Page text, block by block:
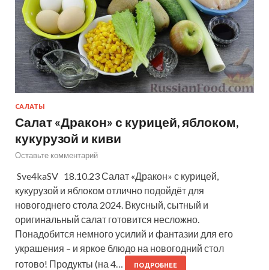
САЛАТЫ
Салат «Дракон» с курицей, яблоком,
кукурузой и киви
Оставьте комментарий
Sve4kaSV 18.10.23 Салат «Дракон» с курицей,
кукурузой и яблоком отлично подойдёт для
новогоднего стола 2024. Вкусный, сытный и
оригинальный салат готовится несложно.
Понадобится немного усилий и фантазии для его
украшения – и яркое блюдо на новогодний стол
готово! Продукты (на 4…
ПОДРОБНЕЕ